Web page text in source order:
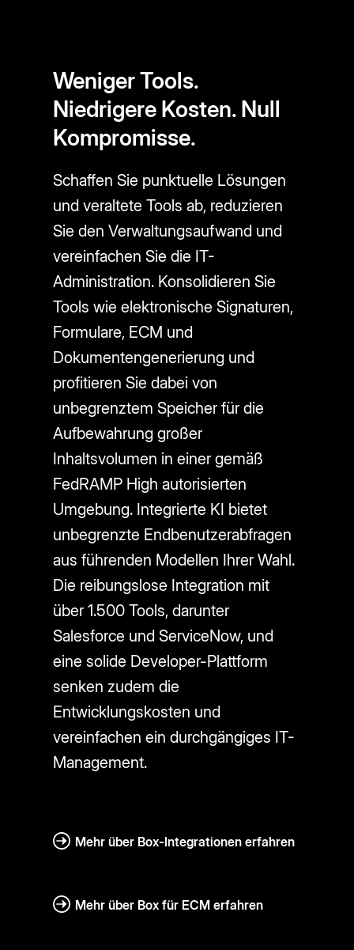
Weniger Tools.
Niedrigere Kosten. Null
Kompromisse.
Schaffen Sie punktuelle Lösungen
und veraltete Tools ab, reduzieren
Sie den Verwaltungsaufwand und
vereinfachen Sie die IT-
Administration. Konsolidieren Sie
Tools wie elektronische Signaturen,
Formulare, ECM und
Dokumentengenerierung und
profitieren Sie dabei von
unbegrenztem Speicher für die
Aufbewahrung großer
Inhaltsvolumen in einer gemäß
FedRAMP High autorisierten
Umgebung. Integrierte KI bietet
unbegrenzte Endbenutzerabfragen
aus führenden Modellen Ihrer Wahl.
Die reibungslose Integration mit
über 1.500 Tools, darunter
Salesforce und ServiceNow, und
eine solide Developer-Plattform
senken zudem die
Entwicklungskosten und
vereinfachen ein durchgängiges IT-
Management.
Mehr über Box-Integrationen erfahren
Mehr über Box für ECM erfahren